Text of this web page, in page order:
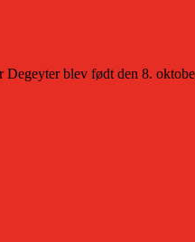
blev født den 8.